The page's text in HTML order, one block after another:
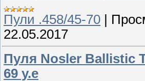
Пули .458/45-70
22.05.2017
Пуля Nosler Ballistic
69 у.е